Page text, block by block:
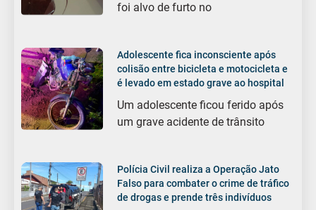
foi alvo de furto no
Adolescente fica inconsciente após
colisão entre bicicleta e motocicleta e
é levado em estado grave ao hospital
Um adolescente ficou ferido após
um grave acidente de trânsito
Polícia Civil realiza a Operação Jato
Falso para combater o crime de tráfico
de drogas e prende três indivíduos